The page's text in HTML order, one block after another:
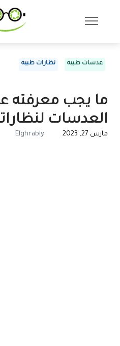
عدسات طبيه نظارات طبيه
ما يجب معرفته
العدسات
مارس 27, 2023 Elghrably